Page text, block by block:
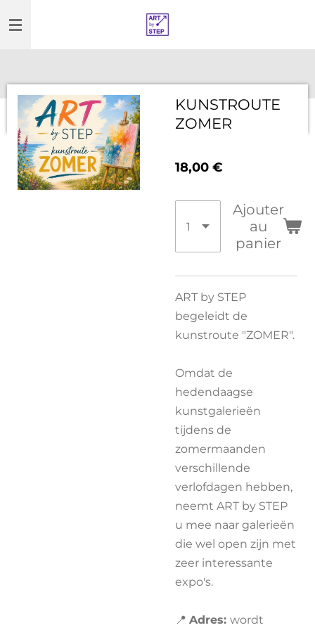
au
contenu
KUNSTROUTE
ZOMER
18,00 €
Ajouter
au
panier
ART by STEP
begeleidt de
kunstroute "ZOMER".
Omdat de
hedendaagse
kunstgalerieën
tijdens de
zomermaanden
verschillende
verlofdagen hebben,
neemt ART by STEP
u mee naar galerieën
die wel open zijn met
zeer interessante
expo's.
📍 Adres: wordt